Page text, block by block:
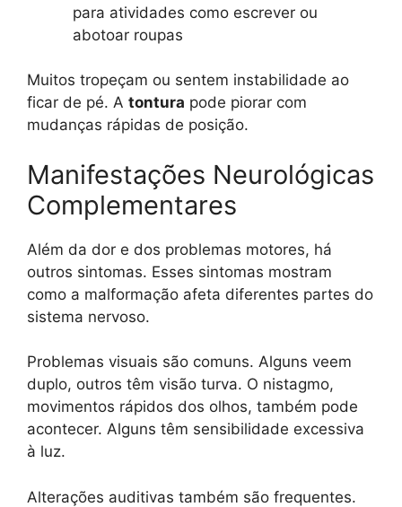
para atividades como escrever ou
abotoar roupas
Muitos tropeçam ou sentem instabilidade ao
ficar de pé. A tontura pode piorar com
mudanças rápidas de posição.
Manifestações Neurológicas
Complementares
Além da dor e dos problemas motores, há
outros sintomas. Esses sintomas mostram
como a malformação afeta diferentes partes do
sistema nervoso.
Problemas visuais são comuns. Alguns veem
duplo, outros têm visão turva. O nistagmo,
movimentos rápidos dos olhos, também pode
acontecer. Alguns têm sensibilidade excessiva
à luz.
Alterações auditivas também são frequentes.